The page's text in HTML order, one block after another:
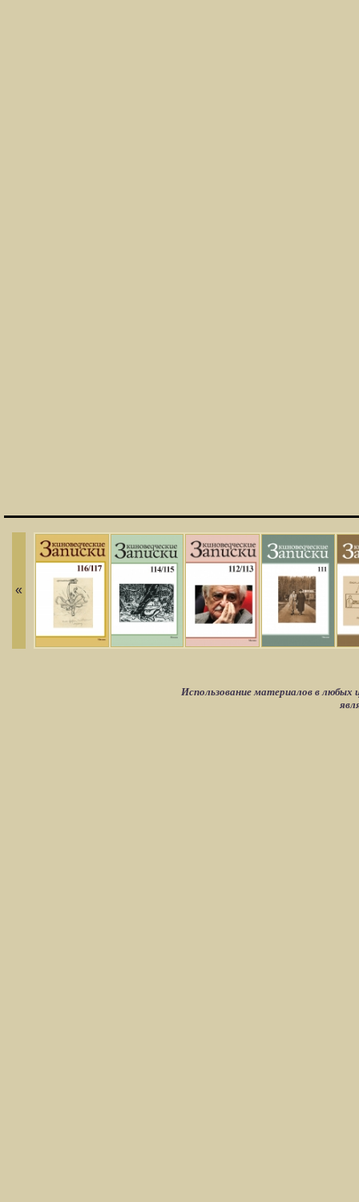
«
Использование материалов в любых